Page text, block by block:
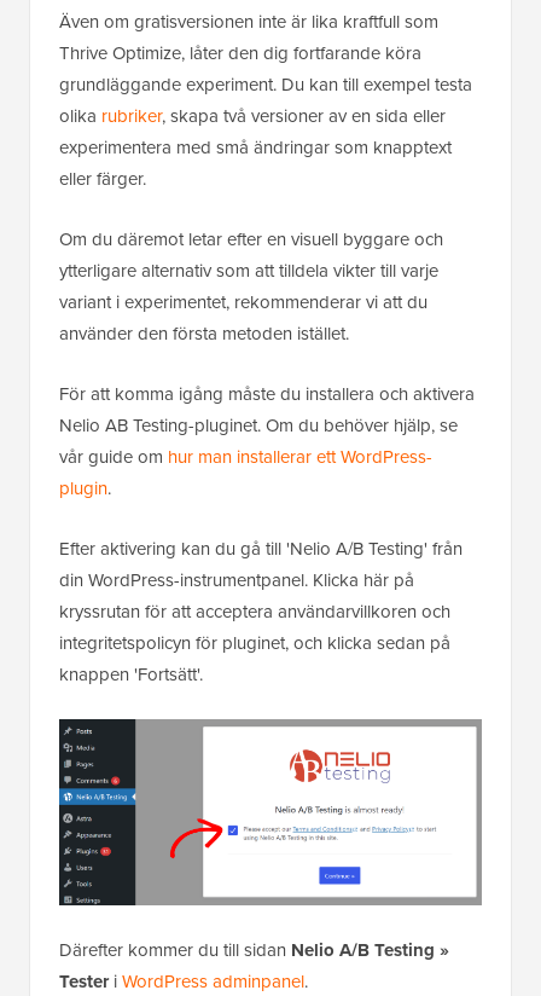
Även om gratisversionen inte är lika kraftfull som
Thrive Optimize, låter den dig fortfarande köra
grundläggande experiment. Du kan till exempel testa
olika rubriker, skapa två versioner av en sida eller
experimentera med små ändringar som knapptext
eller färger.
Om du däremot letar efter en visuell byggare och
ytterligare alternativ som att tilldela vikter till varje
variant i experimentet, rekommenderar vi att du
använder den första metoden istället.
För att komma igång måste du installera och aktivera
Nelio AB Testing-pluginet. Om du behöver hjälp, se
vår guide om hur man installerar ett WordPress-
plugin.
Efter aktivering kan du gå till 'Nelio A/B Testing' från
din WordPress-instrumentpanel. Klicka här på
kryssrutan för att acceptera användarvillkoren och
integritetspolicyn för pluginet, och klicka sedan på
knappen 'Fortsätt'.
Därefter kommer du till sidan Nelio A/B Testing »
TesteriWordPress adminpanel.